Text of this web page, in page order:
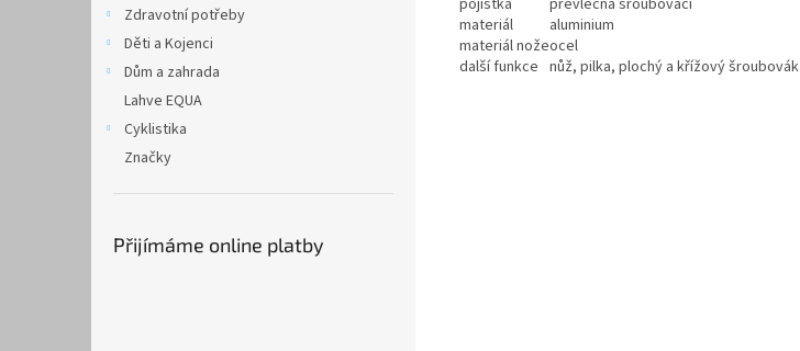
Zdravotní potřeby
Děti a Kojenci
Dům a zahrada
Lahve EQUA
Cyklistika
Značky
Přijímáme online platby
materiál
aluminium
materiál nožeocel
další funkce nůž, pilka, plochý a křížový šroubovák